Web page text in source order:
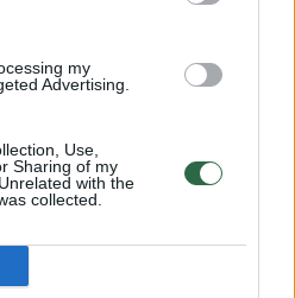
my
Advertising.
Use,
Sharing of my
with the
collected.
įstaigos, iš kurių
duomenimis, per